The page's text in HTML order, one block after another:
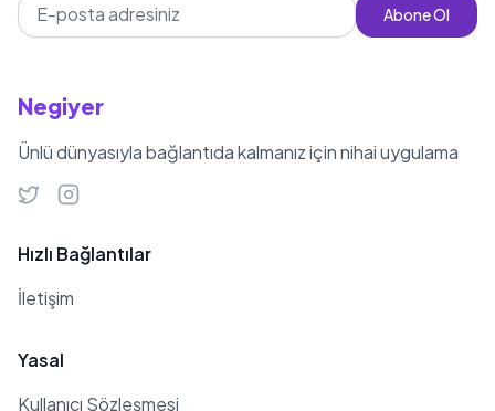
Abone Ol
Negiyer
Ünlü dünyasıyla bağlantıda kalmanız için nihai uygulama
Hızlı Bağlantılar
İletişim
Yasal
Kullanıcı Sözleşmesi